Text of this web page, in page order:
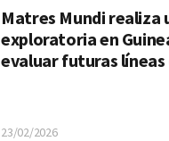
Matres Mundi realiza
exploratoria en
evaluar futuras
23/02/2026